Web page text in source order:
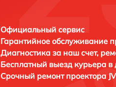
Официальный сервис
Гарантийное обслуживание
Диагностика за наш счет,
Бесплатный выезд курьера в
Срочный ремонт проектора